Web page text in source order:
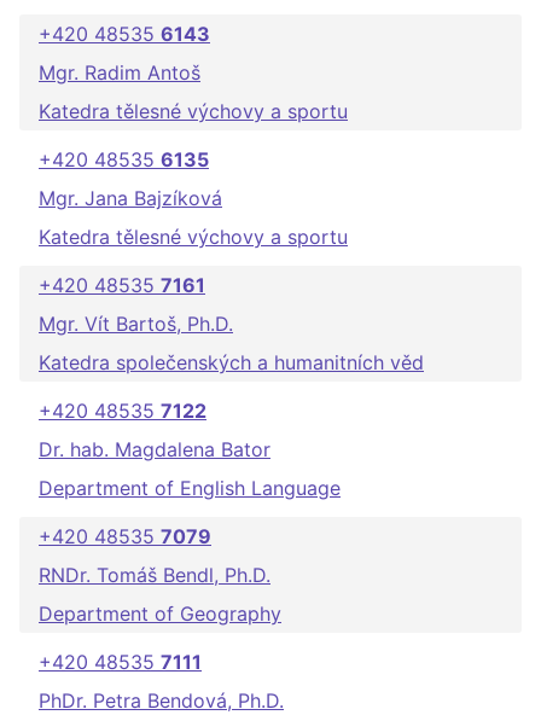
+420 48535 6143
Mgr. Radim Antoš
Katedra tělesné výchovy a sportu
+420 48535 6135
Mgr. Jana Bajzíková
Katedra tělesné výchovy a sportu
+420 48535 7161
Mgr. Vít Bartoš, Ph.D.
Katedra společenských a humanitních věd
+420 48535 7122
Dr. hab. Magdalena Bator
Department of English Language
+420 48535 7079
RNDr. Tomáš Bendl, Ph.D.
Department of Geography
+420 48535 7111
PhDr. Petra Bendová, Ph.D.